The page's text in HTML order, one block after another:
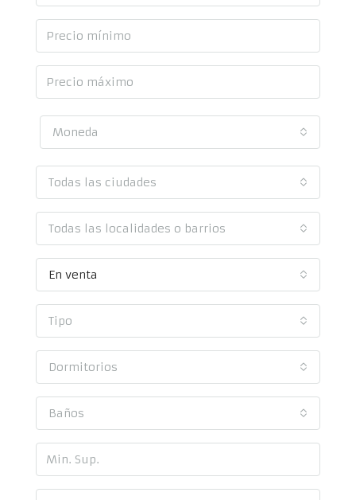
Moneda
Todas las ciudades
Todas las localidades o barrios
En venta
Tipo
Dormitorios
Baños